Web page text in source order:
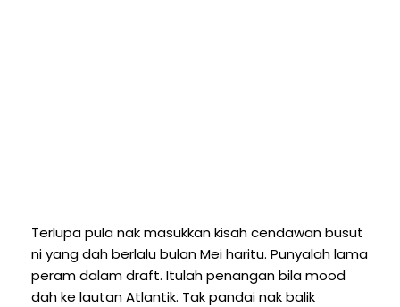
Terlupa pula nak masukkan kisah cendawan busut
ni yang dah berlalu bulan Mei haritu. Punyalah lama
peram dalam draft. Itulah penangan bila mood
dah ke lautan Atlantik. Tak pandai nak balik